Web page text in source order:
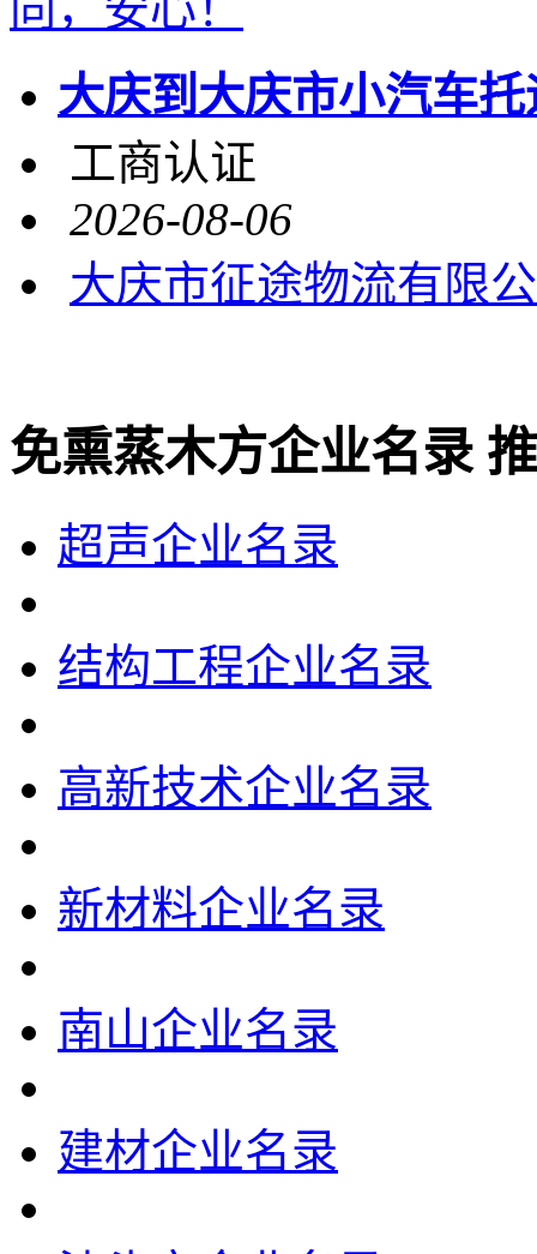
大庆到大庆市小汽车
工商认证
2026-08-06
大庆市征途物流有限
免熏蒸木方企业名录
超声企业名录
结构工程企业名录
高新技术企业名录
新材料企业名录
南山企业名录
建材企业名录